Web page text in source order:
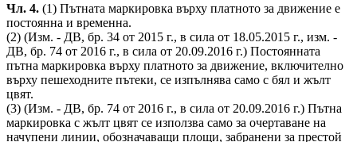
Чл. 4. (1) Пътната маркировка върху платното за движение е
постоянна и временна.
(2) (Изм. - ДВ, бр. 34 от 2015 г., в сила от 18.05.2015 г., изм. -
ДВ, бр. 74 от 2016 г., в сила от 20.09.2016 г.) Постоянната
пътна маркировка върху платното за движение, включително
върху пешеходните пътеки, се изпълнява само с бял и жълт
цвят.
(3) (Изм. - ДВ, бр. 74 от 2016 г., в сила от 20.09.2016 г.) Пътна
маркировка с жълт цвят се използва само за очертаване на
начупени линии, обозначаващи площи, забранени за престой